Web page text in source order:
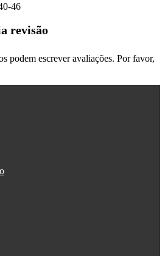
46
revisão
podem escrever avaliações. Por favor,